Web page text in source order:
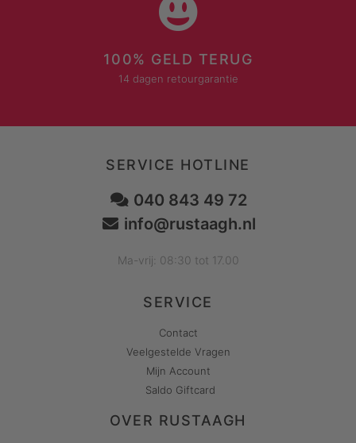
100% GELD TERUG
14 dagen retourgarantie
SERVICE HOTLINE
040 843 49 72
info@rustaagh.nl
Ma-vrij: 08:30 tot 17.00
SERVICE
Contact
Veelgestelde Vragen
Mijn Account
Saldo Giftcard
OVER RUSTAAGH